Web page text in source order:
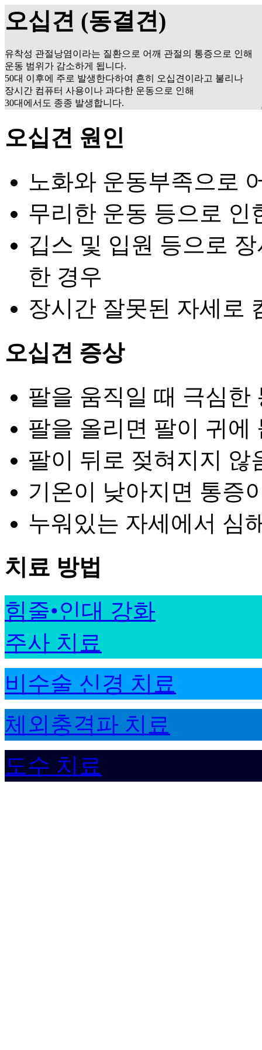
오십견 (동결견)
유착성 관절낭염이라는 질환으로 어깨 관절의 통증으로 인해
운동 범위가 감소하게 됩니다.
50대 이후에 주로 발생한다하여 흔히 오십견이라고 불리나
장시간 컴퓨터 사용이나 과다한 운동으로 인해
30대에서도 종종 발생합니다.
오십견 원인
노화와 운동부족으로
무리한 운동 등으로 인
깁스 및 입원 등으로
한 경우
장시간 잘못된 자세로
오십견 증상
팔을 움직일 때 극심한
팔을 올리면 팔이 귀에
팔이 뒤로 젖혀지지 않
기온이 낮아지면 통증
누워있는 자세에서 심
치료 방법
힘줄•인대 강화
주사 치료
비수술 신경 치료
체외충격파 치료
도수 치료